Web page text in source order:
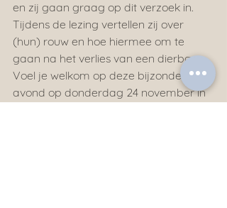
en zij gaan graag op dit verzoek in.
Tijdens de lezing vertellen zij over
(hun) rouw en hoe hiermee om te
gaan na het verlies van een dierbare.
Voel je welkom op deze bijzondere
avond op donderdag 24 november in